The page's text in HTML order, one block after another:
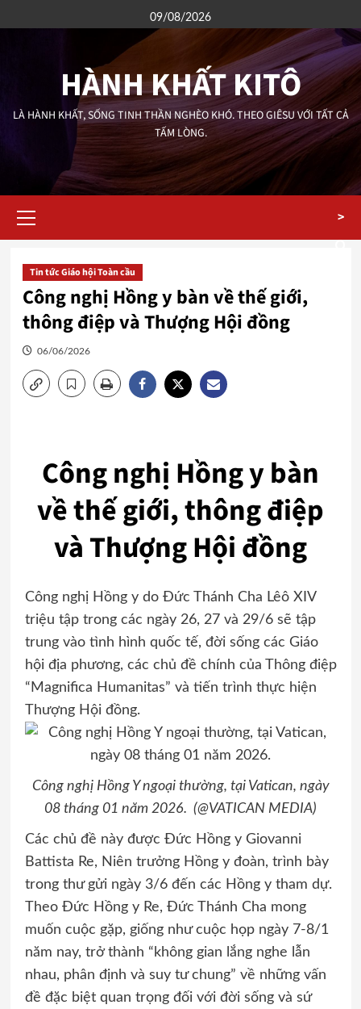
to
09/08/2026
HÀNH KHẤT KITÔ
LÀ HÀNH KHẤT, SỐNG TINH THẦN NGHÈO KHÓ. THEO GIÊSU VỚI TẤT CẢ
TẤM LÒNG.
Menu
>
Tin tức Giáo hội Toàn cầu
Công nghị Hồng y bàn về thế giới,
thông điệp và Thượng Hội đồng
06/06/2026
Công nghị Hồng y bàn
về thế giới, thông điệp
và Thượng Hội đồng
Công nghị Hồng y do Đức Thánh Cha Lêô XIV
triệu tập trong các ngày 26, 27 và 29/6 sẽ tập
trung vào tình hình quốc tế, đời sống các Giáo
hội địa phương, các chủ đề chính của Thông điệp
“Magnifica Humanitas” và tiến trình thực hiện
Thượng Hội đồng.
Công nghị Hồng Y ngoại thường, tại Vatican, ngày
08 tháng 01 năm 2026. (@VATICAN MEDIA)
Các chủ đề này được Đức Hồng y Giovanni
Battista Re, Niên trưởng Hồng y đoàn, trình bày
trong thư gửi ngày 3/6 đến các Hồng y tham dự.
Theo Đức Hồng y Re, Đức Thánh Cha mong
muốn cuộc gặp, giống như cuộc họp ngày 7-8/1
năm nay, trở thành “không gian lắng nghe lẫn
nhau, phân định và suy tư chung” về những vấn
đề đặc biệt quan trọng đối với đời sống và sứ